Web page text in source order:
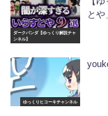
ダークパンダ【ゆっくり解説チャ
ンネル】
とや
ゆっくりヒコーキチャンネル